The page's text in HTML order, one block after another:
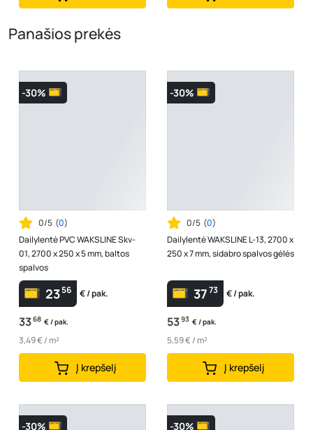
Panašios prekės
-30%
0/5 (0)
Dailylentė PVC WAKSLINE Skv-
01, 2700 x 250 x 5 mm, baltos
spalvos
2356 € / pak.
3368 € / pak.
3,49 € / m²
Į krepšelį
-30%
0/5 (0)
Dailylentė WAKSLINE L-13, 2700 x
250 x 7 mm, sidabro spalvos gėlės
3773 € / pak.
5393 € / pak.
5,59 € / m²
Į krepšelį
-30% -30%